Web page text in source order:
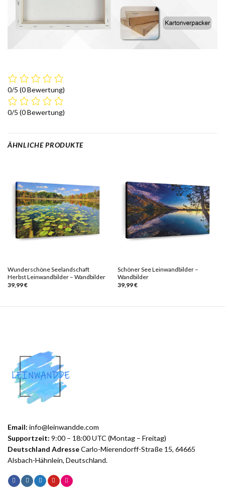
0/5 (0 Bewertung)
0/5 (0 Bewertung)
ÄHNLICHE PRODUKTE
Wunderschöne Seelandschaft
Herbst Leinwandbilder – Wandbilder
39,99€
Schöner See Leinwandbilder –
Wandbilder
39,99€
Email: info@leinwandde.com
Supportzeit: 9:00 – 18:00 UTC (Montag – Freitag)
Deutschland AdresseCarlo-Mierendorff-Straße 15, 64665
Alsbach-Hähnlein, Deutschland.